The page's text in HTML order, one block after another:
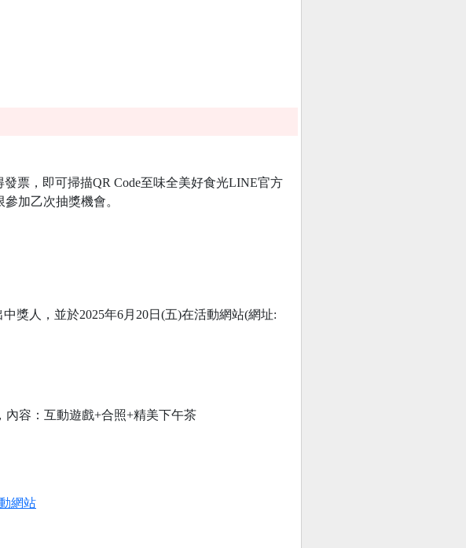
票，即可掃描QR Code至味全美好食光LINE官方
加乙次抽獎機會。
獎人，並於2025年6月20日(五)在活動網站(網址:
內容：互動遊戲+合照+精美下午茶
網站